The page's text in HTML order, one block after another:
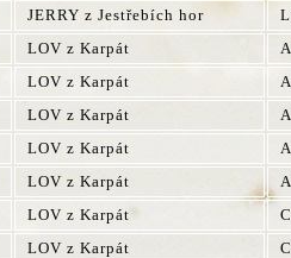
JERRY z Jestřebích hor
LOV z Karpát
LOV z Karpát
LOV z Karpát
LOV z Karpát
LOV z Karpát
LOV z Karpát
LOV z Karpát